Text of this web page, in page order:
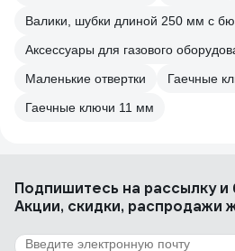
Валики, шубки длиной 250 мм с
Аксессуары для газового
Маленькие отвертки
Гаечные
Гаечные ключи 11 мм
Подпишитесь на рассылкуи
Акции, скидки, распродажи